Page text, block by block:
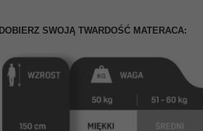
DOBIERZ SWOJĄ TWARDOŚĆ MATERACA: